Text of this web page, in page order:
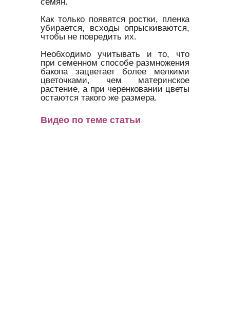
Как только появятся ростки, пленка
убирается, всходы опрыскиваются,
чтобы не повредить их.
Необходимо учитывать и то, что
при семенном способе размножения
бакопа зацветает более мелкими
цветочками, чем материнское
растение, а при черенковании цветы
остаются такого же размера.
Видео по теме статьи